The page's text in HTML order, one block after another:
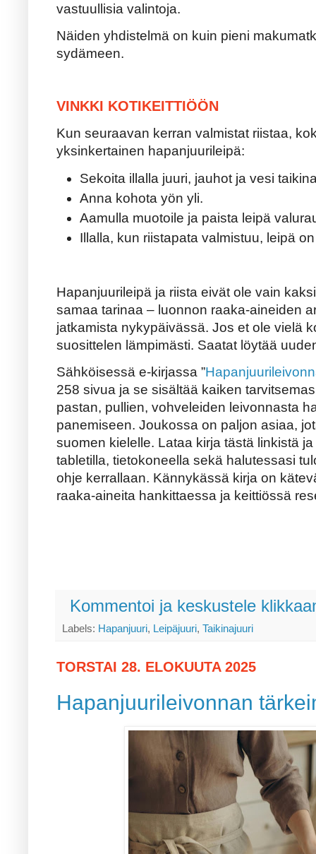
vastuullisia valintoja.
Näiden yhdistelmä on kuin pieni
sydämeen.
VINKKI KOTIKEITTIÖÖN
Kun seuraavan kerran valmistat riistaa,
yksinkertainen hapanjuurileipä:
Sekoita illalla juuri, jauhot ja vesi
Anna kohota yön yli.
Aamulla muotoile ja paista leipä
Illalla, kun riistapata valmistuu, leipä
Hapanjuurileipä ja riista eivät ole vain
samaa tarinaa – luonnon raaka-aineiden
jatkamista nykypäivässä. Jos et ole vielä
suosittelen lämpimästi. Saatat löytää
Sähköisessä e-kirjassa ”
258 sivua ja se sisältää kaiken
pastan, pullien, vohveleiden leivonnasta
panemiseen. Joukossa on paljon asiaa,
suomen kielelle. Lataa kirja tästä linkistä
tabletilla, tietokoneella sekä halutessasi
ohje kerrallaan. Kännykässä kirja on
raaka-aineita hankittaessa ja keittiössä
Kommentoi ja keskustele
Labels: Hapanjuuri, Leipäjuuri, Taikinajuuri
TORSTAI 28. ELOKUUTA 2025
Hapanjuurileivonnan